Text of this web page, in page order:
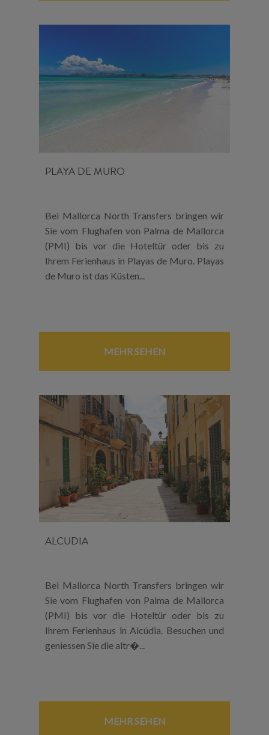
PLAYA DE MURO
Bei Mallorca North Transfers bringen wir
Sie vom Flughafen von Palma de Mallorca
(PMI) bis vor die Hoteltür oder bis zu
Ihrem Ferienhaus in Playas de Muro. Playas
de Muro ist das Küsten...
MEHR SEHEN
ALCUDIA
Bei Mallorca North Transfers bringen wir
Sie vom Flughafen von Palma de Mallorca
(PMI) bis vor die Hoteltür oder bis zu
Ihrem Ferienhaus in Alcúdia. Besuchen und
geniessen Sie die altr�...
MEHR SEHEN